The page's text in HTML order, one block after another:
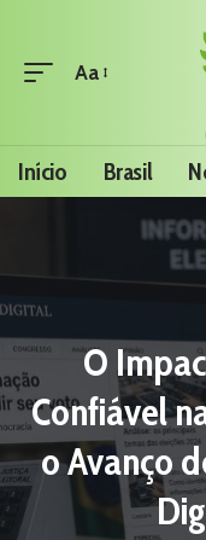
Aa
Início Brasil
O
Confiável
o Avanço